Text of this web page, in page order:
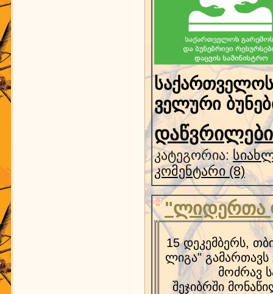
ველური
კატეგორია:
კომენტარი (8)
"ლიდერთა
15 დეკემბერს,
ლიგა"
მოძრავ
შეჯიბრში